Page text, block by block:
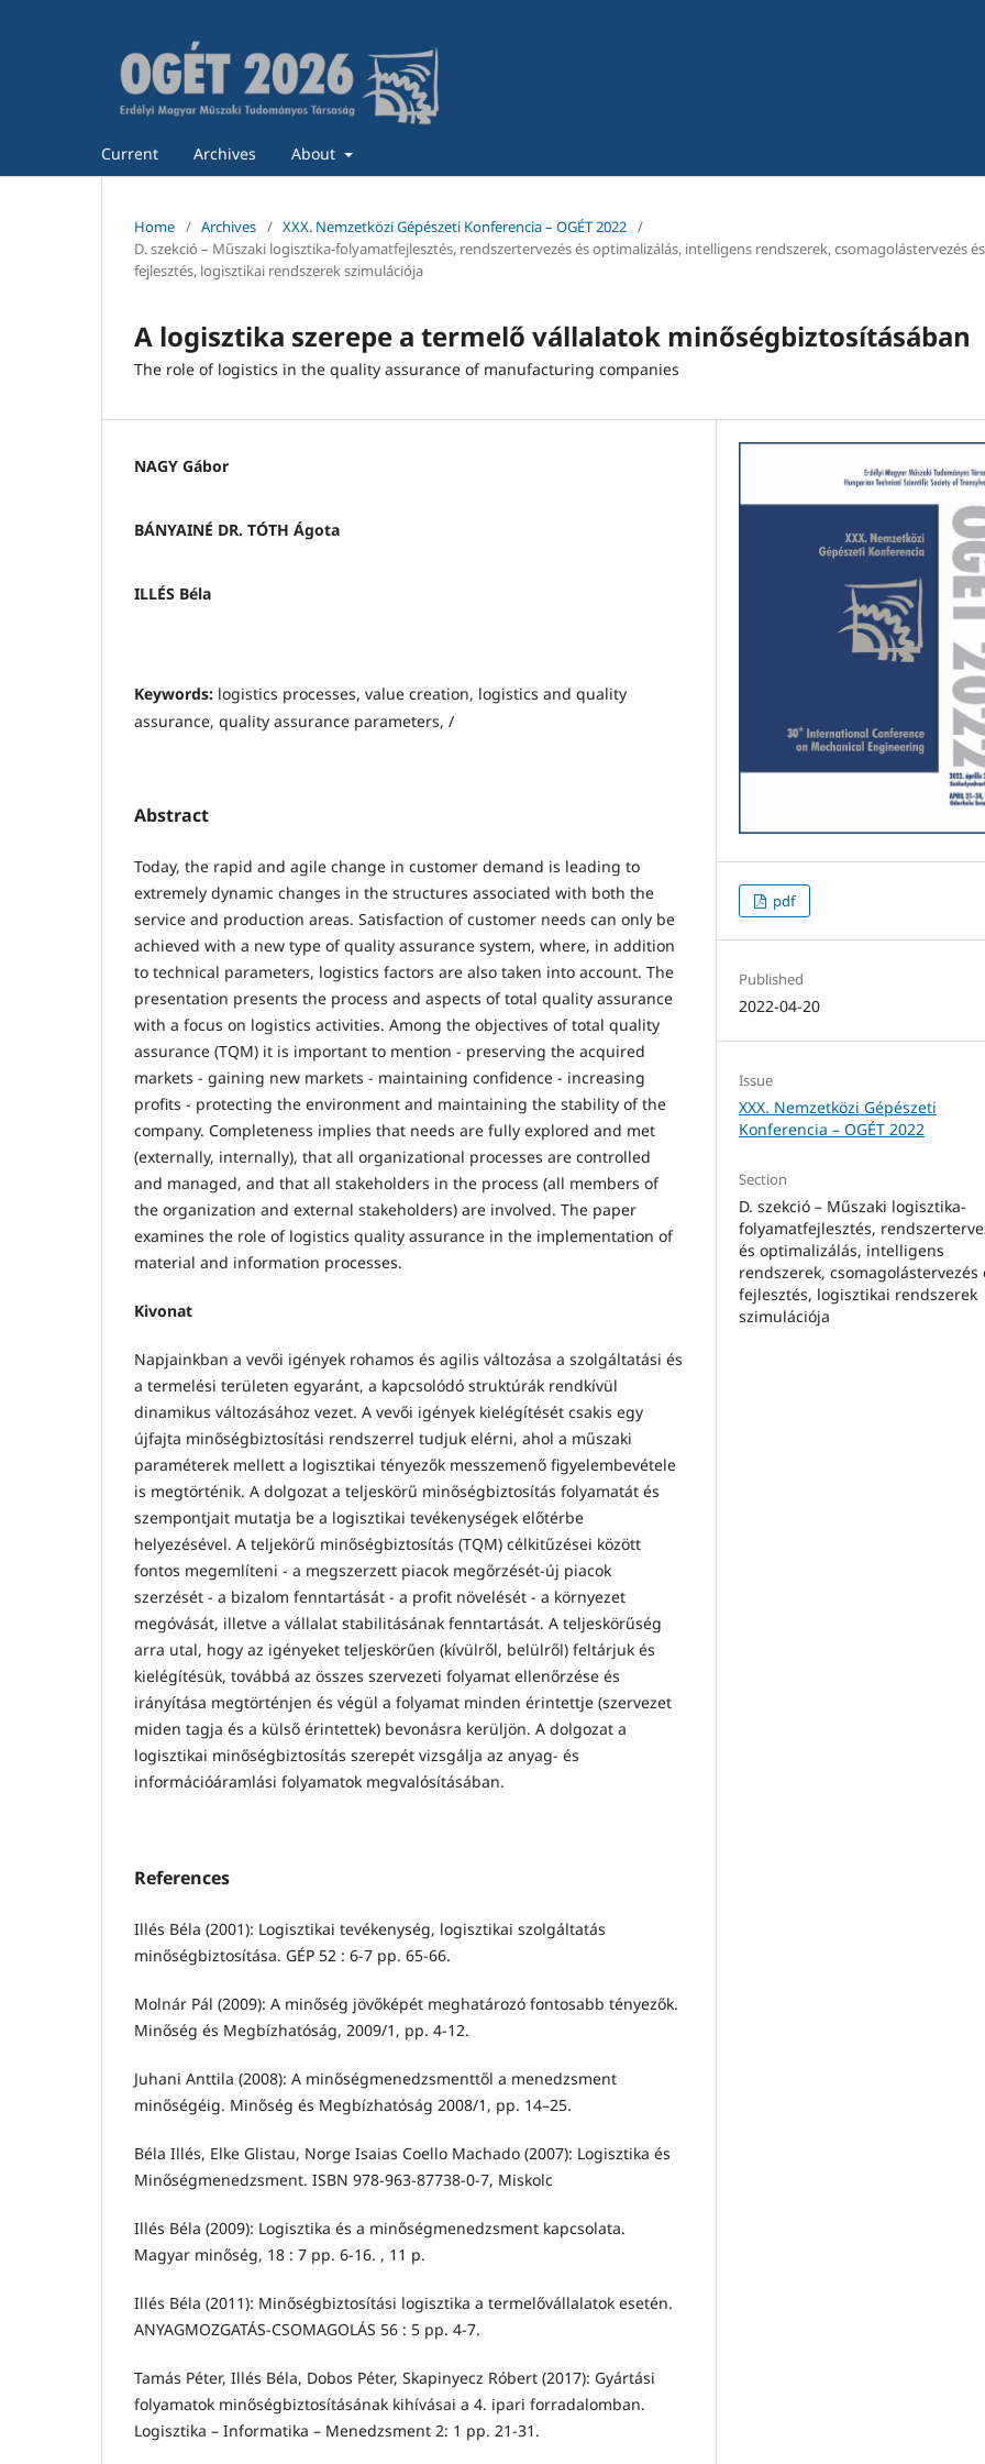
Current Archives About
Home / Archives / XXX. Nemzetközi Gépészeti Konferencia – OGÉT 2022 /
D. szekció – Műszaki logisztika-folyamatfejlesztés, rendszertervezés és optimalizálás, intelligens rendszerek, csomagolástervezés és
fejlesztés, logisztikai rendszerek szimulációja
A logisztika szerepe a termelő vállalatok minőségbiztosításában
The role of logistics in the quality assurance of manufacturing companies
NAGY Gábor
BÁNYAINÉ DR. TÓTH Ágota
ILLÉS Béla
Keywords: logistics processes, value creation, logistics and quality
assurance, quality assurance parameters, /
Abstract
Today, the rapid and agile change in customer demand is leading to
extremely dynamic changes in the structures associated with both the
service and production areas. Satisfaction of customer needs can only be
achieved with a new type of quality assurance system, where, in addition
to technical parameters, logistics factors are also taken into account. The
presentation presents the process and aspects of total quality assurance
with a focus on logistics activities. Among the objectives of total quality
assurance (TQM) it is important to mention - preserving the acquired
markets - gaining new markets - maintaining confidence - increasing
profits - protecting the environment and maintaining the stability of the
company. Completeness implies that needs are fully explored and met
(externally, internally), that all organizational processes are controlled
and managed, and that all stakeholders in the process (all members of
the organization and external stakeholders) are involved. The paper
examines the role of logistics quality assurance in the implementation of
material and information processes.
Kivonat
Napjainkban a vevői igények rohamos és agilis változása a szolgáltatási és
a termelési területen egyaránt, a kapcsolódó struktúrák rendkívül
dinamikus változásához vezet. A vevői igények kielégítését csakis egy
újfajta minőségbiztosítási rendszerrel tudjuk elérni, ahol a műszaki
paraméterek mellett a logisztikai tényezők messzemenő figyelembevétele
is megtörténik. A dolgozat a teljeskörű minőségbiztosítás folyamatát és
szempontjait mutatja be a logisztikai tevékenységek előtérbe
helyezésével. A teljekörű minőségbiztosítás (TQM) célkitűzései között
fontos megemlíteni - a megszerzett piacok megőrzését-új piacok
szerzését - a bizalom fenntartását - a profit növelését - a környezet
megóvását, illetve a vállalat stabilitásának fenntartását. A teljeskörűség
arra utal, hogy az igényeket teljeskörűen (kívülről, belülről) feltárjuk és
kielégítésük, továbbá az összes szervezeti folyamat ellenőrzése és
irányítása megtörténjen és végül a folyamat minden érintettje (szervezet
miden tagja és a külső érintettek) bevonásra kerüljön. A dolgozat a
logisztikai minőségbiztosítás szerepét vizsgálja az anyag- és
információáramlási folyamatok megvalósításában.
References
Illés Béla (2001): Logisztikai tevékenység, logisztikai szolgáltatás
minőségbiztosítása. GÉP 52 : 6-7 pp. 65-66.
Molnár Pál (2009): A minőség jövőképét meghatározó fontosabb tényezők.
Minőség és Megbízhatóság, 2009/1, pp. 4-12.
Juhani Anttila (2008): A minőségmenedzsmenttől a menedzsment
minőségéig. Minőség és Megbízhatóság 2008/1, pp. 14–25.
Béla Illés, Elke Glistau, Norge Isaias Coello Machado (2007): Logisztika és
Minőségmenedzsment. ISBN 978-963-87738-0-7, Miskolc
Illés Béla (2009): Logisztika és a minőségmenedzsment kapcsolata.
Magyar minőség, 18 : 7 pp. 6-16. , 11 p.
Illés Béla (2011): Minőségbiztosítási logisztika a termelővállalatok esetén.
ANYAGMOZGATÁS-CSOMAGOLÁS 56 : 5 pp. 4-7.
Tamás Péter, Illés Béla, Dobos Péter, Skapinyecz Róbert (2017): Gyártási
folyamatok minőségbiztosításának kihívásai a 4. ipari forradalomban.
Logisztika – Informatika – Menedzsment 2: 1 pp. 21-31.
pdf
Published
2022-04-20
Issue
XXX. Nemzetközi Gépészeti
Konferencia – OGÉT 2022
Section
D. szekció – Műszaki logisztika-
folyamatfejlesztés,
és optimalizálás, intelligens
rendszerek, csomagolástervezés
fejlesztés, logisztikai rendszerek
szimulációja